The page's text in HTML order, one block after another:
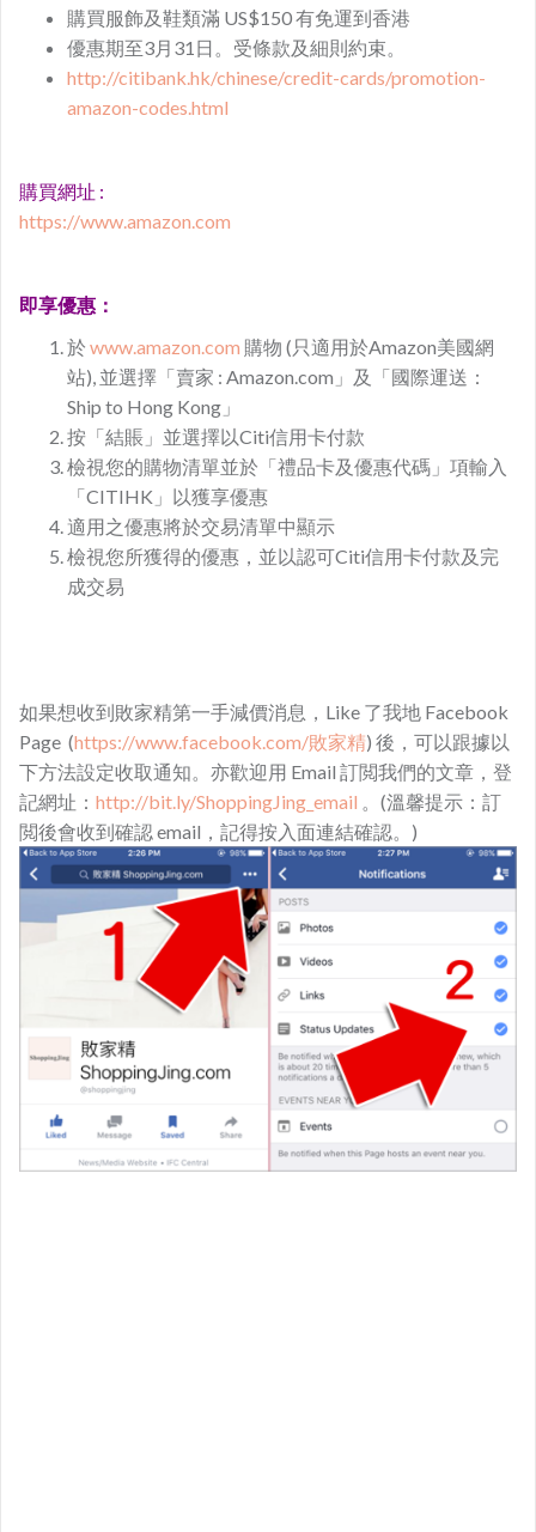
購買服飾及鞋類滿 US$150 有免運到香港
優惠期至3月31日。受條款及細則約束。
http://citibank.hk/chinese/credit-cards/promotion-
amazon-codes.html​
購買網址 :
https://www.amazon.com
即享優惠：
於 www.amazon.com 購物 (只適用於Amazon美國網
站), 並選擇「賣家 : Amazon.com」及「國際運送：
Ship to Hong Kong」
按「結賬」並選擇以Citi信用卡付款
檢視您的購物清單並於「禮品卡及優惠代碼」項輸入
「CITIHK」以獲享優惠
適用之優惠將於交易清單中顯示
檢視您所獲得的優惠，並以認可Citi信用卡付款及完
成交易
如果想收到敗家精第一手減價消息，Like 了我地 Facebook
Page (https://www.facebook.com/敗家精) 後，可以跟據以
下方法設定收取通知。亦歡迎用 Email 訂閲我們的文章，登
記網址： http://bit.ly/ShoppingJing_email 。(溫馨提示：訂
閲後會收到確認 email，記得按入面連結確認。)